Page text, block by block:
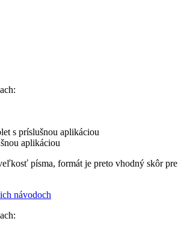
s príslušnou aplikáciou
aplikáciou
písma, formát je preto vhodný skôr pre
návodoch